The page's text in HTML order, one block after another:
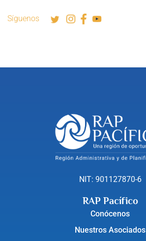
Síguenos
NIT: 901127870-6
RAP Pacífico
Conócenos
Nuestros Asociados